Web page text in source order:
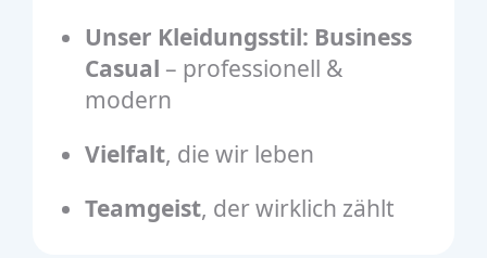
Unser Kleidungsstil: Business
Casual – professionell &
modern
Vielfalt, die wir leben
Teamgeist, der wirklich zählt